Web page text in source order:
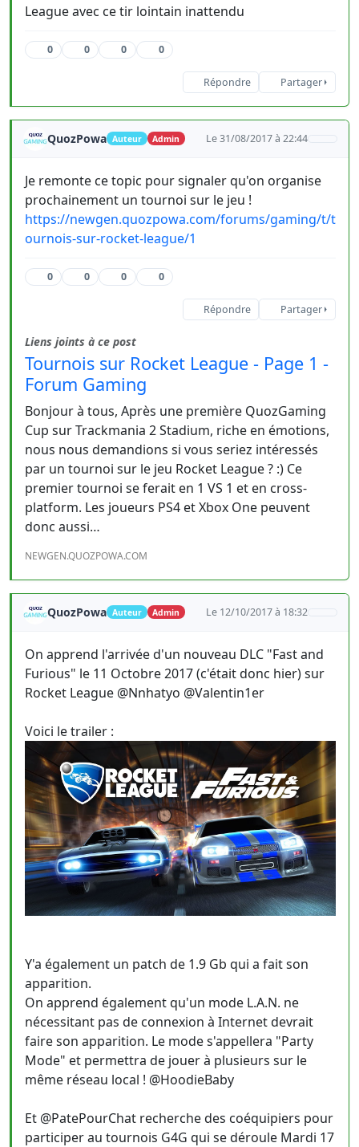
League avec ce tir lointain inattendu
0 0 0 0
Répondre Partager
QuozPowa Auteur Admin Le 31/08/2017 à 22:44
Je remonte ce topic pour signaler qu'on organise
prochainement un tournoi sur le jeu !
https://newgen.quozpowa.com/forums/gaming/t/t
ournois-sur-rocket-league/1
0 0 0 0
Répondre Partager
Liens joints à ce post
Tournois sur Rocket League - Page 1 -
Forum Gaming
Bonjour à tous, Après une première QuozGaming
Cup sur Trackmania 2 Stadium, riche en émotions,
nous nous demandions si vous seriez intéressés
par un tournoi sur le jeu Rocket League ? :) Ce
premier tournoi se ferait en 1 VS 1 et en cross-
platform. Les joueurs PS4 et Xbox One peuvent
donc aussi…
NEWGEN.QUOZPOWA.COM
QuozPowa Auteur Admin Le 12/10/2017 à 18:32
On apprend l'arrivée d'un nouveau DLC "Fast and
Furious" le 11 Octobre 2017 (c'était donc hier) sur
Rocket League @Nnhatyo @Valentin1er
Voici le trailer :
Y'a également un patch de 1.9 Gb qui a fait son
apparition.
On apprend également qu'un mode L.A.N. ne
nécessitant pas de connexion à Internet devrait
faire son apparition. Le mode s'appellera "Party
Mode" et permettra de jouer à plusieurs sur le
même réseau local ! @HoodieBaby
Et @PatePourChat recherche des coéquipiers pour
participer au tournois G4G qui se déroule Mardi 17